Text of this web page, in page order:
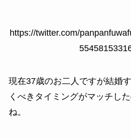
https://twitter.com/
現在37歳のお二人ですが結婚
くべきタイミングがマッチし
ね。